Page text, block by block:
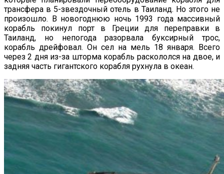
трансфера в 5-звездочный отель в Таиланд. Но этого не
произошло. В новогоднюю ночь 1993 года массивный
корабль покинул порт в Греции для переправки в
Таиланд, но непогода разорвала буксирный трос,
корабль дрейфовал. Он сел на мель 18 января. Всего
через 2 дня из-за шторма корабль раскололся на двое, и
задняя часть гигантского корабля рухнула в океан.